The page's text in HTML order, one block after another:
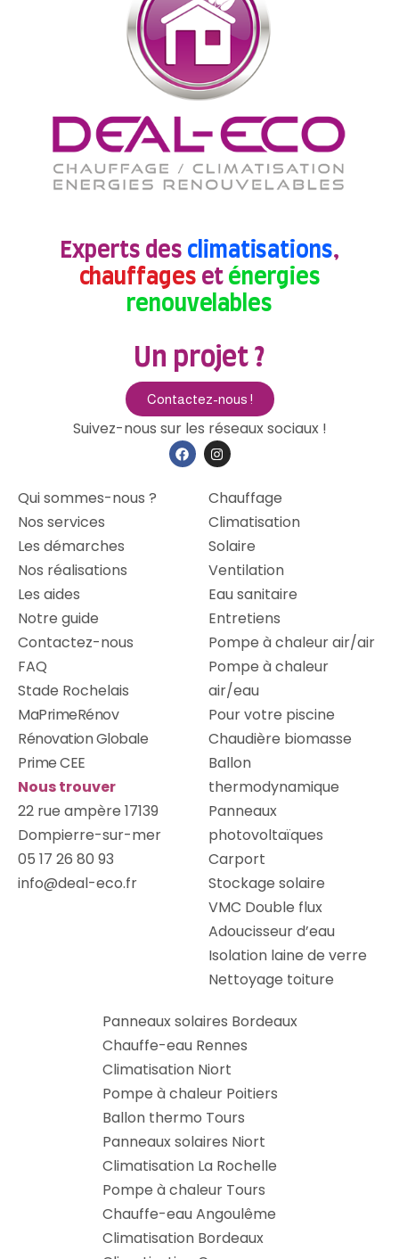
Experts des climatisations,
chauffages et énergies
renouvelables
Un projet ?
Contactez-nous !
Suivez-nous sur les réseaux sociaux !
Qui sommes-nous ?
Nos services
Les démarches
Nos réalisations
Les aides
Notre guide
Contactez-nous
FAQ
Stade Rochelais
MaPrimeRénov
Rénovation Globale
Prime CEE
Nous trouver
22 rue ampère 17139
Dompierre-sur-mer
05 17 26 80 93
info@deal-eco.fr
Chauffage
Climatisation
Solaire
Ventilation
Eau sanitaire
Entretiens
Pompe à chaleur air/air
Pompe à chaleur
air/eau
Pour votre piscine
Chaudière biomasse
Ballon
thermodynamique
Panneaux
photovoltaïques
Carport
Stockage solaire
VMC Double flux
Adoucisseur d’eau
Isolation laine de verre
Nettoyage toiture
Panneaux solaires Bordeaux
Chauffe-eau Rennes
Climatisation Niort
Pompe à chaleur Poitiers
Ballon thermo Tours
Panneaux solaires Niort
Climatisation La Rochelle
Pompe à chaleur Tours
Chauffe-eau Angoulême
Climatisation Bordeaux